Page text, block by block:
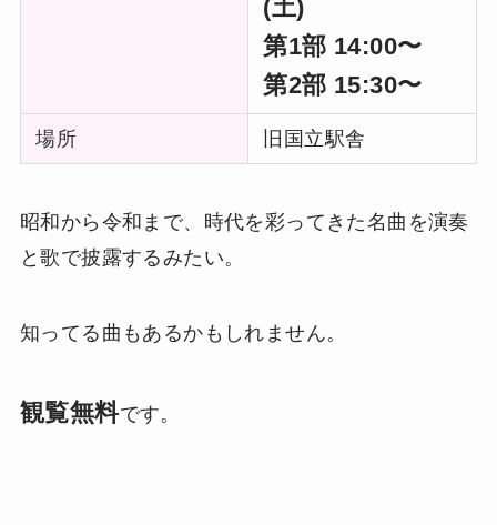
(土)
第1部 14:00〜
第2部 15:30〜
場所 旧国立駅舎
昭和から令和まで、時代を彩ってきた名曲を演奏
と歌で披露するみたい。
知ってる曲もあるかもしれません。
観覧無料です。